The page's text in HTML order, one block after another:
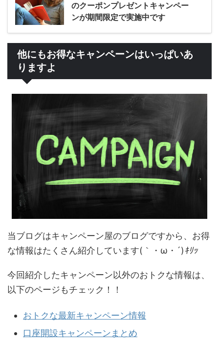
のクーポンプレゼントキャンペー
ンが期間限定で実施中です
他にもお得なキャンペーンはいっぱいあ
りますよ
当ブログはキャンペーン屋のブログですから、お得
な情報はたくさん紹介しています(｀・ω・´)ｷﾘｯ
今回紹介したキャンペーン以外のおトクな情報は、
以下のページもチェック！！
おトクな最新キャンペーン情報
口座開設キャンペーンまとめ